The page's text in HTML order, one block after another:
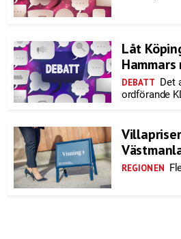
Låt
Hammars
DEBATT Det
ordförande
REGIONEN